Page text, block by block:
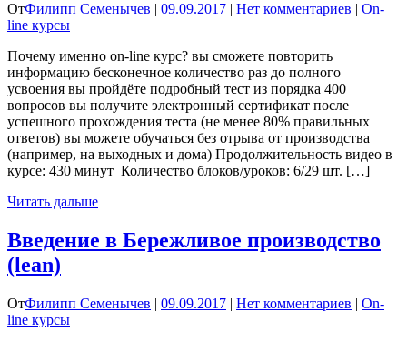
ОтФилипп Семенычев | 09.09.2017 | Нет комментариев | On-
line курсы
Почему именно on-line курс? вы сможете повторить
информацию бесконечное количество раз до полного
усвоения вы пройдёте подробный тест из порядка 400
вопросов вы получите электронный сертификат после
успешного прохождения теста (не менее 80% правильных
ответов) вы можете обучаться без отрыва от производства
(например, на выходных и дома) Продолжительность видео в
курсе: 430 минут Количество блоков/уроков: 6/29 шт. […]
Читать дальше
Введение в Бережливое производство
(lean)
ОтФилипп Семенычев | 09.09.2017 | Нет комментариев | On-
line курсы